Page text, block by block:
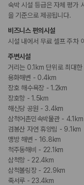
숙박 시설 등급은 자체 평가
을 기준으로 제공됩니다.
비즈니스 편의시설
시설 내에서 무료 셀프 주차
주변시설
거리는 0.1km 단위로 최대한
용화해변 - 0.4km
장호 해수욕장 - 1.2km
장호항 - 1.5km
해신당 공원 - 3.4km
삼척어촌민속박물관 - 4.1km
검봉산 자연 휴양림 - 9.1km
맹방 해변 - 16.8km
척주동해비 - 22.1km
삼척항 - 22.4km
삼척볼링장 - 22.9km
죽서루 - 23.4km